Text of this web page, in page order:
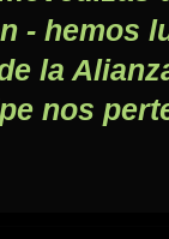
- hemos
la
nos